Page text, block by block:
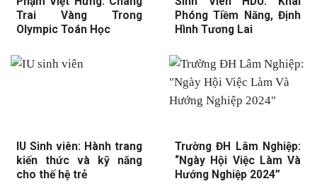
Trai Vàng Trong
Olympic Toán Học
Phóng Tiềm Năng, Định
Hình Tương Lai
IU Sinh viên: Hành trang
kiến thức và kỹ năng
cho thế hệ trẻ
Trường ĐH Lâm Nghiệp:
“Ngày Hội Việc Làm Và
Hướng Nghiệp 2024”